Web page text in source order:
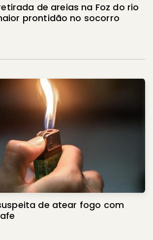
de areias na Foz do rio
prontidão no socorro
de atear fogo com